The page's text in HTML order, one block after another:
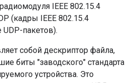
IEEE 802.15.4
(кадры IEEE 802.15.4
пакетов).
собой дескриптор файла,
биты "заводского" стандарта
устройства. Это